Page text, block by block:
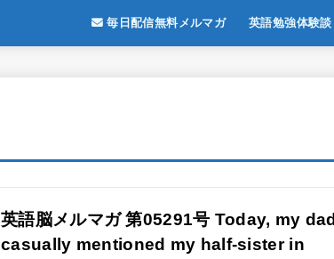
毎日配信無料メルマガ 英語勉強体験談
英語脳メルマガ 第05291号 Today, my dad
casually mentioned my half-sister in